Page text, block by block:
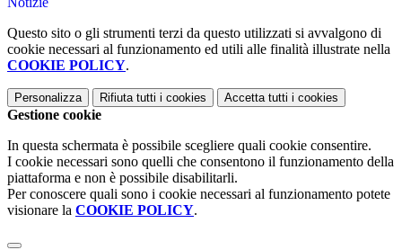
Questo sito o gli strumenti terzi da questo utilizzati si avvalgono di
cookie necessari al funzionamento ed utili alle finalità illustrate nella
COOKIE POLICY.
Personalizza Rifiuta tutti i cookies Accetta tutti i cookies
Gestione cookie
In questa schermata è possibile scegliere quali cookie consentire.
I cookie necessari sono quelli che consentono il funzionamento della
piattaforma e non è possibile disabilitarli.
Per conoscere quali sono i cookie necessari al funzionamento potete
visionare la COOKIE POLICY.